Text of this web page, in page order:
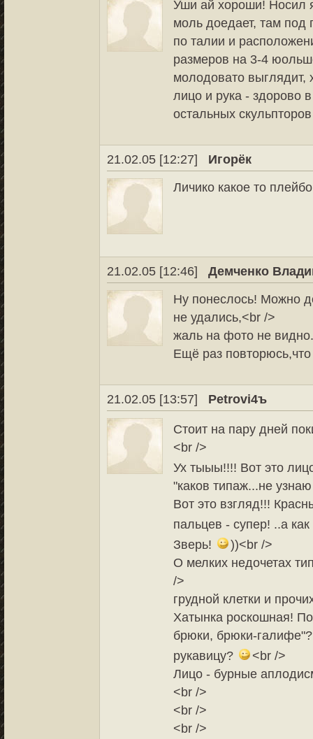
Уши ай хороши! Носил
моль доедает, там под
по талии и
размеров на 3-4
молодовато
лицо и рука - здорово
остальных
21.02.05 [12:27]
Игорёк
Личико какое то
21.02.05 [12:46]
Демченко
Ну понеслось! Можно
не удались,<br />
жаль на фото не
Ещё раз
21.02.05 [13:57] Petrovi4ъ
Стоит на пару дней
<br />
Ух тыыы!!!! Вот это
"каков типаж...не
Вот это взгляд!!!
пальцев - супер! ..а
Зверь!
))<br />
О мелких недочетах
/>
грудной клетки и
Хатынка роскошная!
брюки, брюки-
рукавицу?
<br />
Лицо - бурные
<br />
<br />
<br />